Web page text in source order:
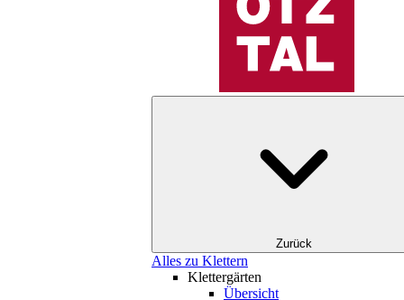
Zurück
Alles zu Klettern
Klettergärten
Übersicht